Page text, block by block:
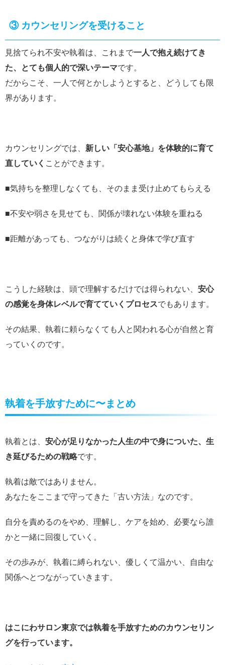
③ カウンセリングを受けること
見捨てられ不安や執着は、これまで一人で抱え続けてき
た、とても個人的で深いテーマです。
だからこそ、一人で何とかしようとすると、どうしても限
界があります。
カウンセリングでは、 新しい「安心基地」を体験的に育て
直していく ことができます。
■気持ちを整理しなくても、そのまま受け止めてもらえる
■不安や弱さを見せても、関係が壊れない体験を重ねる
■距離があっても、つながりは続くと身体で学び直す
こうした経験は、頭で理解するだけでは得られない、 安心
の感覚を身体レベルで育てていくプロセスでもあります。
その結果、執着に頼らなくても人と関われる心が自然と育
っていくのです。
執着を手放すために〜まとめ
執着とは、 安心が足りなかった人生の中で身についた、生
き延びるための戦略です。
執着は敵ではありません。
あなたをここまで守ってきた「古い方法」なのです。
自分を責めるのをやめ、理解し、ケアを始め、必要なら誰
かと一緒に回復していく。
その歩みが、執着に縛られない、優しくて温かい、自由な
関係へとつながっていきます。
はこにわサロン東京では執着を手放すためのカウンセリン
グを行っています。